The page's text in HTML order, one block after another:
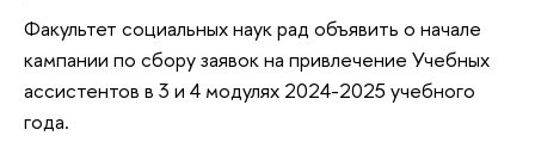
Факультет социальных наук рад объявить о начале
кампании по сбору заявок на привлечение Учебных
ассистентов в 3 и 4 модулях 2024-2025 учебного
года.